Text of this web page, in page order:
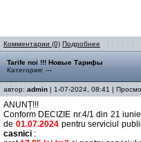
Комментарии (0) Подробнее
Tarife noi !!! Новые Тарифы
Категория: ---
автор: admin | 1-07-2024, 08:41 |
ANUNȚ!!!
Conform DECIZIE nr.4/1 din 21
de 01.07.2024pentru serviciul
casnici :